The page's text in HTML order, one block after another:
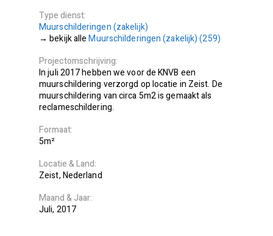
Type dienst
Muurschilderingen (zakelijk)
Muurschilderingen (zakelijk) (259)
Projectomschrijving
In juli 2017 hebben we voor de KNVB een
muurschildering verzorgd op locatie in Zeist. De
muurschildering van circa 5m2 is gemaakt als
reclameschildering.
Formaat
5m²
Locatie
Land
Zeist Nederland
Maand
Jaar
Juli 2017